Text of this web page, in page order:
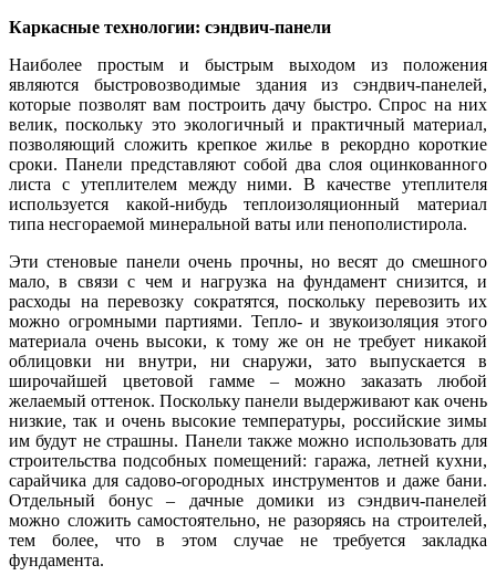
Каркасные технологии: сэндвич-панели
Наиболее простым и быстрым выходом из положения
являются быстровозводимые здания из сэндвич-панелей,
которые позволят вам построить дачу быстро. Спрос на них
велик, поскольку это экологичный и практичный материал,
позволяющий сложить крепкое жилье в рекордно короткие
сроки. Панели представляют собой два слоя оцинкованного
листа с утеплителем между ними. В качестве утеплителя
используется какой-нибудь теплоизоляционный материал
типа несгораемой минеральной ваты или пенополистирола.
Эти стеновые панели очень прочны, но весят до смешного
мало, в связи с чем и нагрузка на фундамент снизится, и
расходы на перевозку сократятся, поскольку перевозить их
можно огромными партиями. Тепло- и звукоизоляция этого
материала очень высоки, к тому же он не требует никакой
облицовки ни внутри, ни снаружи, зато выпускается в
широчайшей цветовой гамме – можно заказать любой
желаемый оттенок. Поскольку панели выдерживают как очень
низкие, так и очень высокие температуры, российские зимы
им будут не страшны. Панели также можно использовать для
строительства подсобных помещений: гаража, летней кухни,
сарайчика для садово-огородных инструментов и даже бани.
Отдельный бонус – дачные домики из сэндвич-панелей
можно сложить самостоятельно, не разоряясь на строителей,
тем более, что в этом случае не требуется закладка
фундамента.